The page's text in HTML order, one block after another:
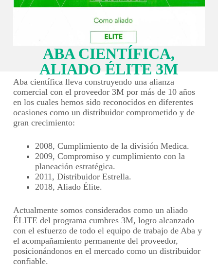
ABA CIENTÍFICA,
ALIADO ÉLITE 3M
Aba científica lleva construyendo una alianza
comercial con el proveedor 3M por más de 10 años
en los cuales hemos sido reconocidos en diferentes
ocasiones como un distribuidor comprometido y de
gran crecimiento:
2008, Cumplimiento de la división Medica.
2009, Compromiso y cumplimiento con la
planeación estratégica.
2011, Distribuidor Estrella.
2018, Aliado Élite.
Actualmente somos considerados como un aliado
ÉLITE del programa cumbres 3M, logro alcanzado
con el esfuerzo de todo el equipo de trabajo de Aba y
el acompañamiento permanente del proveedor,
posicionándonos en el mercado como un distribuidor
confiable.